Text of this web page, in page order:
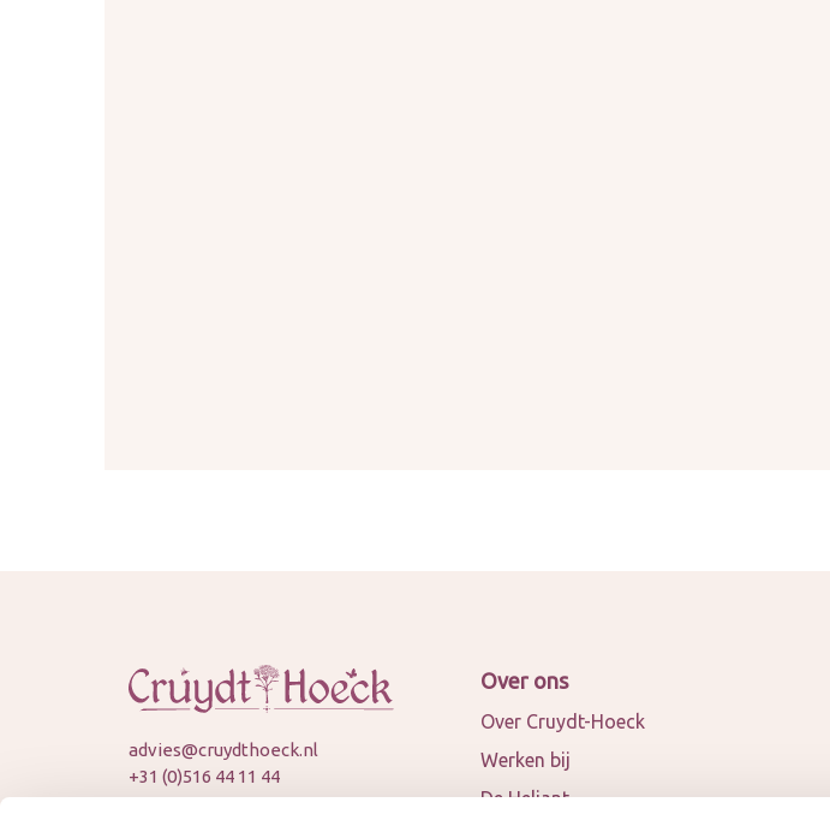
advies@cruydthoeck.nl
+31 (0)516 44 11 44
Over ons
Over Cruydt-Hoeck
Werken bij
De Heliant